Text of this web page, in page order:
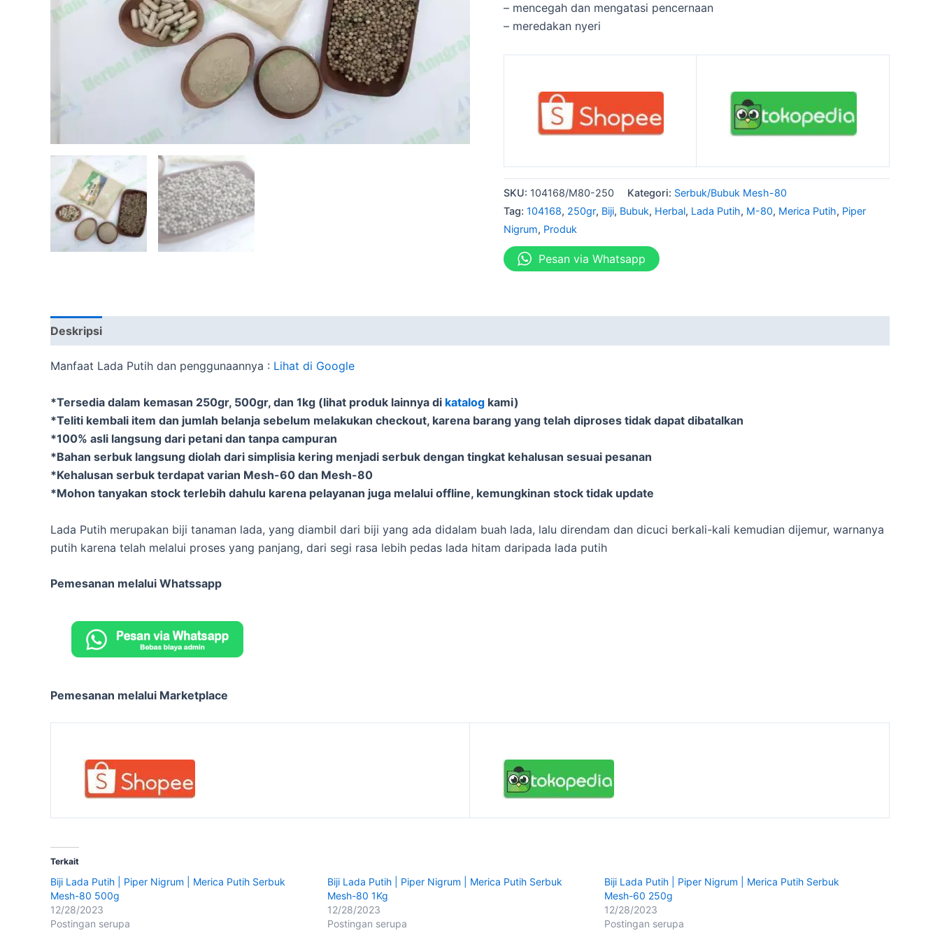
– mencegah dan mengatasi pencernaan
– meredakan nyeri
SKU: 104168/M80-250 Kategori: Serbuk/Bubuk Mesh-80
Tag: 104168, 250gr, Biji, Bubuk, Herbal, Lada Putih, M-80, Merica Putih, Piper
Nigrum, Produk
Pesan via Whatsapp
Deskripsi
Manfaat Lada Putih dan penggunaannya : Lihat di Google
*Tersedia dalam kemasan 250gr, 500gr, dan 1kg (lihat produk lainnya di katalog kami)
*Teliti kembali item dan jumlah belanja sebelum melakukan checkout, karena barang yang telah diproses tidak dapat dibatalkan
*100% asli langsung dari petani dan tanpa campuran
*Bahan serbuk langsung diolah dari simplisia kering menjadi serbuk dengan tingkat kehalusan sesuai pesanan
*Kehalusan serbuk terdapat varian Mesh-60 dan Mesh-80
*Mohon tanyakan stock terlebih dahulu karena pelayanan juga melalui offline, kemungkinan stock tidak update
Lada Putih merupakan biji tanaman lada, yang diambil dari biji yang ada didalam buah lada, lalu direndam dan dicuci berkali-kali kemudian dijemur, warnanya
putih karena telah melalui proses yang panjang, dari segi rasa lebih pedas lada hitam daripada lada putih
Pemesanan melalui Whatssapp
Pemesanan melalui Marketplace
Terkait
Biji Lada Putih | Piper Nigrum | Merica Putih Serbuk
Mesh-80 500g
12/28/2023
Postingan serupa
Biji Lada Putih | Piper Nigrum | Merica Putih Serbuk
Mesh-80 1Kg
12/28/2023
Postingan serupa
Biji Lada Putih | Piper Nigrum | Merica Putih Serbuk
Mesh-60 250g
12/28/2023
Postingan serupa